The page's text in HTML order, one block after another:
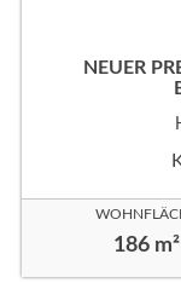
NEUER
186 m²